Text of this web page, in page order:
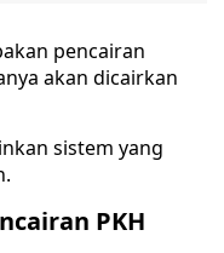
pencairan
akan dicairkan
sistem yang
PKH